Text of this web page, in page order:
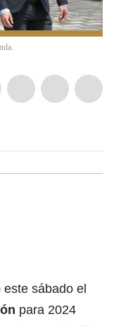
este sábado el
para 2024